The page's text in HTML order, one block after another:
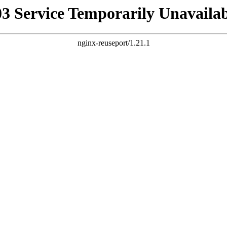
Service Temporarily
nginx-reuseport/1.21.1